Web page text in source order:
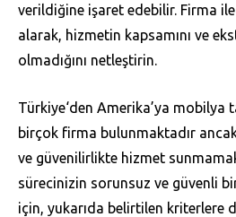
verildiğine işaret edebilir. Firma
alarak, hizmetin kapsamını ve
olmadığını netleştirin.
Türkiye‘den Amerika’ya mobilya
birçok firma bulunmaktadır
ve güvenilirlikte hizmet
sürecinizin sorunsuz ve güvenli
için, yukarıda belirtilen kriterlere